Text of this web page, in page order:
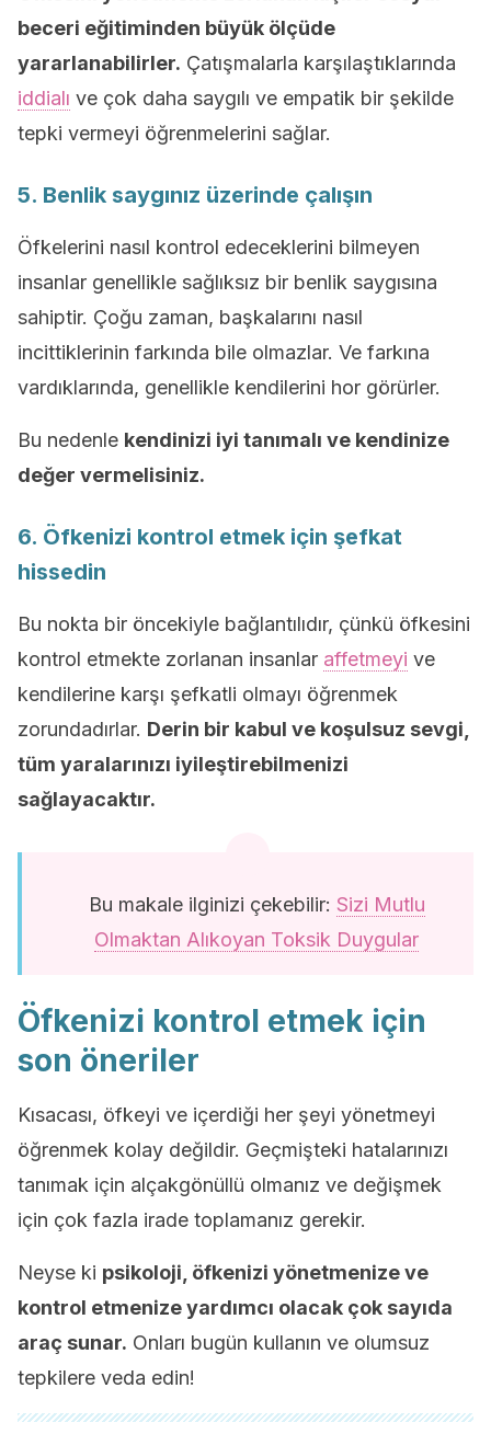
beceri eğitiminden büyük ölçüde
yararlanabilirler. Çatışmalarla karşılaştıklarında
iddialı ve çok daha saygılı ve empatik bir şekilde
tepki vermeyi öğrenmelerini sağlar.
5. Benlik saygınız üzerinde çalışın
Öfkelerini nasıl kontrol edeceklerini bilmeyen
insanlar genellikle sağlıksız bir benlik saygısına
sahiptir. Çoğu zaman, başkalarını nasıl
incittiklerinin farkında bile olmazlar. Ve farkına
vardıklarında, genellikle kendilerini hor görürler.
Bu nedenle kendinizi iyi tanımalı ve kendinize
değer vermelisiniz.
6. Öfkenizi kontrol etmek için şefkat
hissedin
Bu nokta bir öncekiyle bağlantılıdır, çünkü öfkesini
kontrol etmekte zorlanan insanlar affetmeyi ve
kendilerine karşı şefkatli olmayı öğrenmek
zorundadırlar. Derin bir kabul ve koşulsuz sevgi,
tüm yaralarınızı iyileştirebilmenizi
sağlayacaktır.
Bu makale ilginizi çekebilir: Sizi Mutlu
Olmaktan Alıkoyan Toksik Duygular
Öfkenizi kontrol etmek için
son öneriler
Kısacası, öfkeyi ve içerdiği her şeyi yönetmeyi
öğrenmek kolay değildir. Geçmişteki hatalarınızı
tanımak için alçakgönüllü olmanız ve değişmek
için çok fazla irade toplamanız gerekir.
Neyse ki psikoloji, öfkenizi yönetmenize ve
kontrol etmenize yardımcı olacak çok sayıda
araç sunar. Onları bugün kullanın ve olumsuz
tepkilere veda edin!